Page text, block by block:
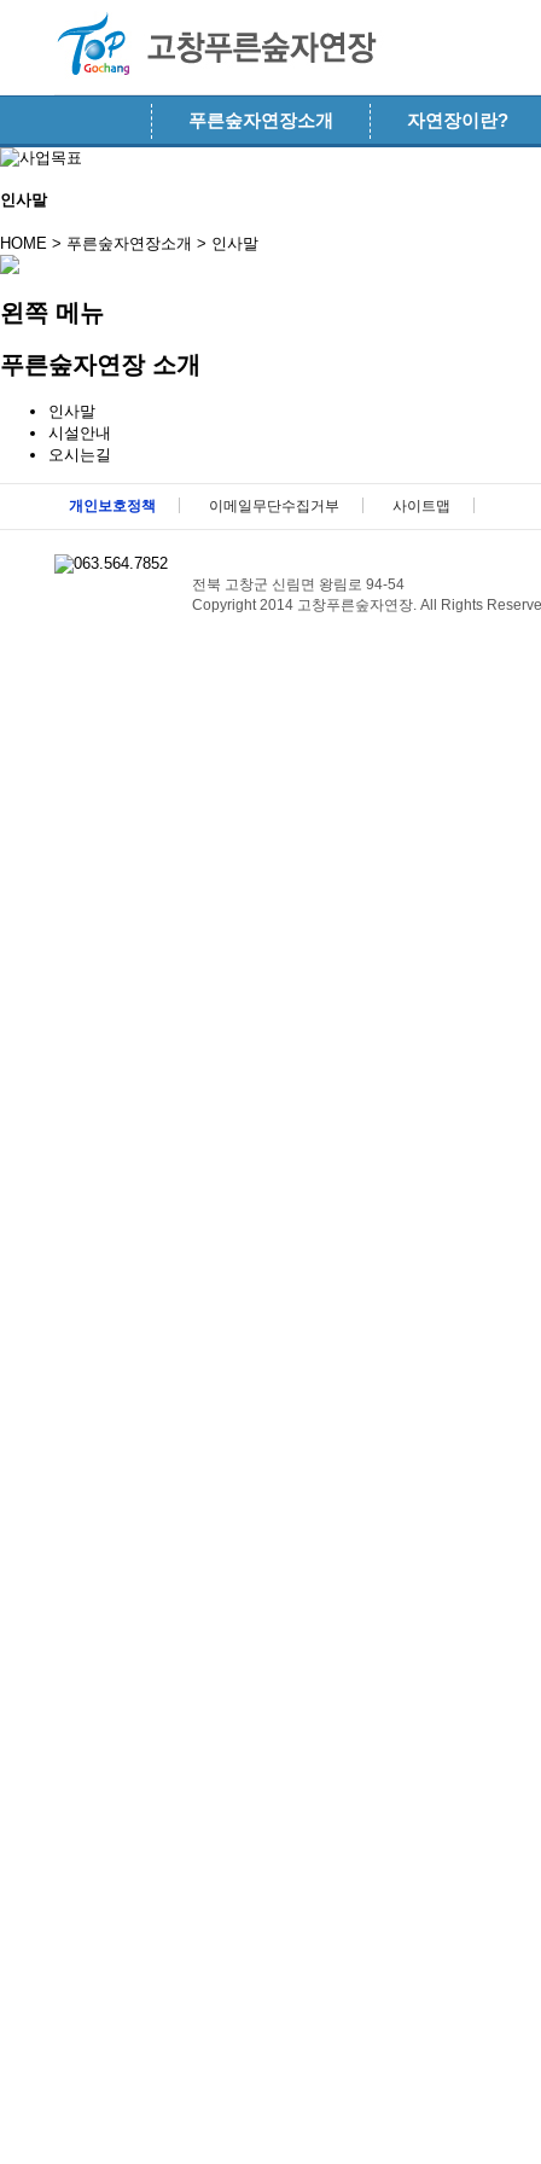
푸른숲자연장소개 자연장이란?
인사말
HOME > 푸른숲자연장소개 > 인사말
왼쪽 메뉴
푸른숲자연장 소개
인사말
시설안내
오시는길
개인보호정책 이메일무단수집거부 사이트맵
전북 고창군 신림면 왕림로 94-54
Copyright 2014 고창푸른숲자연장. All Rights